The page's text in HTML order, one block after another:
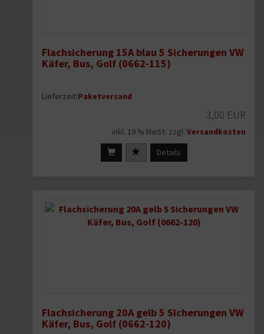
Flachsicherung 15A blau 5 Sicherungen VW
Käfer, Bus, Golf (0662-115)
Lieferzeit:Paketversand
3,00 EUR
inkl. 19 % MwSt. zzgl. Versandkosten
Details
Flachsicherung 20A gelb 5 Sicherungen VW
Käfer, Bus, Golf (0662-120)